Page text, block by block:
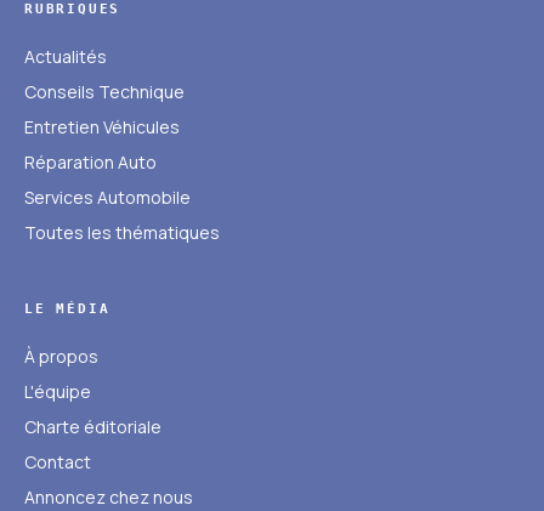
RUBRIQUES
Actualités
Conseils Technique
Entretien Véhicules
Réparation Auto
Services Automobile
Toutes les thématiques
LE MÉDIA
À propos
L'équipe
Charte éditoriale
Contact
Annoncez chez nous